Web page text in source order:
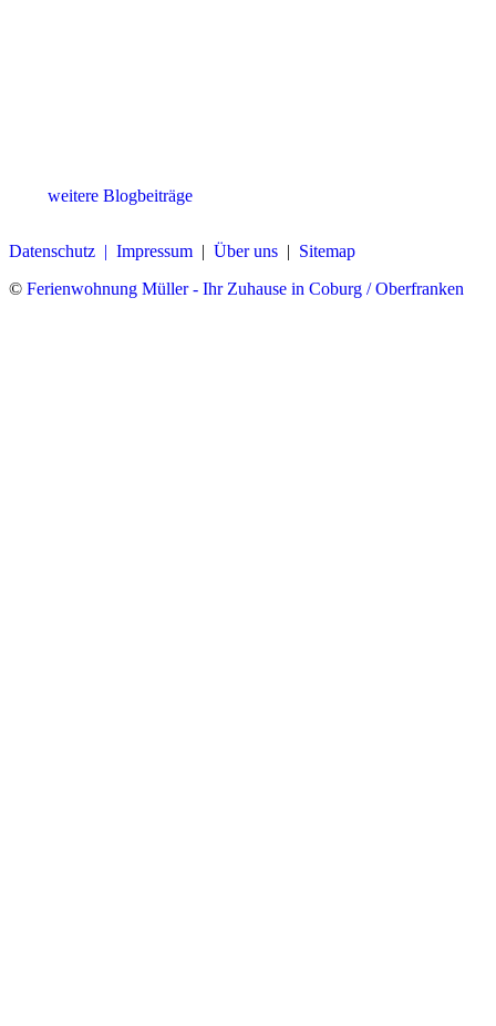
weitere Blogbeiträge
Datenschutz | Impressum | Über uns | Sitemap
© Ferienwohnung Müller - Ihr Zuhause in Coburg / Oberfranken